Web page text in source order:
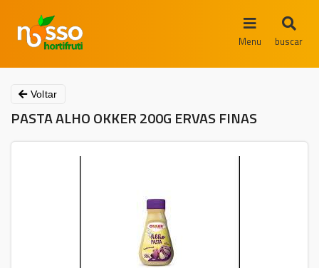
Menu buscar
Voltar
PASTA ALHO OKKER 200G ERVAS FINAS